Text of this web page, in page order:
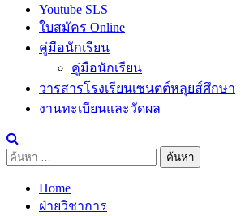
Youtube SLS
ใบสมัคร Online
คู่มือนักเรียน
คู่มือนักเรียน
วารสารโรงเรียนเซนตต์หลุยส์ศึกษา
งานทะเบียนและวัดผล
ค้นหา
Home
ฝ่ายวิชาการ